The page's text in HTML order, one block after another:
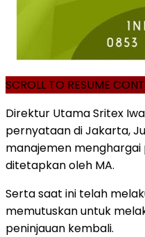
SCROLL TO RESUME
Direktur Utama Sritex
pernyataan di Jakarta,
manajemen
ditetapkan oleh MA.
Serta saat ini telah
memutuskan untuk
peninjauan kembali.